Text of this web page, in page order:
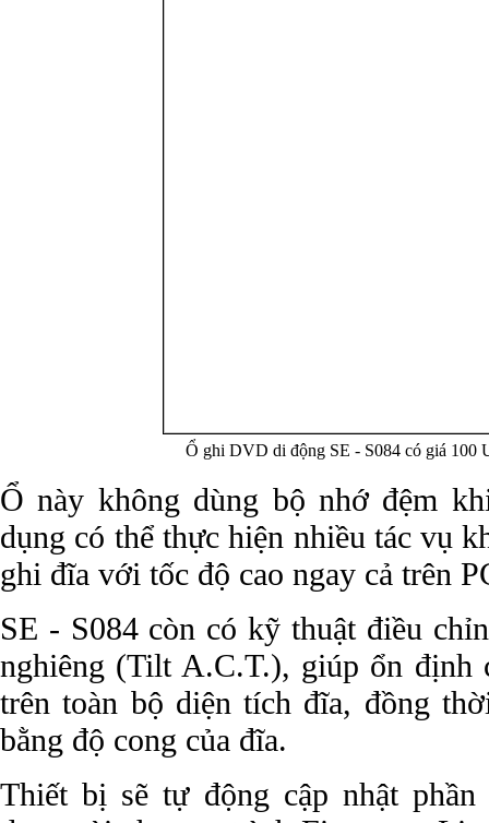
Ổ ghi DVD di động SE - S084 có giá 100
Ổ này không dùng bộ nhớ đệm
dụng có thể thực hiện nhiều tác vụ
ghi đĩa với tốc độ cao ngay cả trên
SE - S084 còn có kỹ thuật điều
nghiêng (Tilt A.C.T.), giúp ổn định
trên toàn bộ diện tích đĩa, đồng
bằng độ cong của đĩa.
Thiết bị sẽ tự động cập nhật